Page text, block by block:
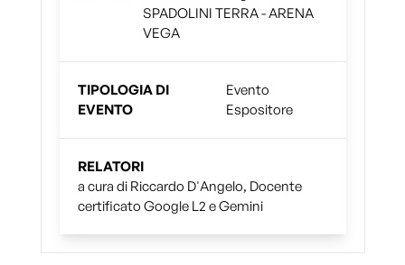
SPADOLINI TERRA - ARENA
VEGA
TIPOLOGIA DI
EVENTO
Evento
Espositore
RELATORI
a cura di Riccardo D'Angelo, Docente
certificato Google L2 e Gemini